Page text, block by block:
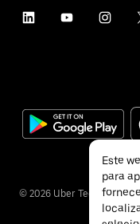
© 2026 Uber Technologies
Este
para